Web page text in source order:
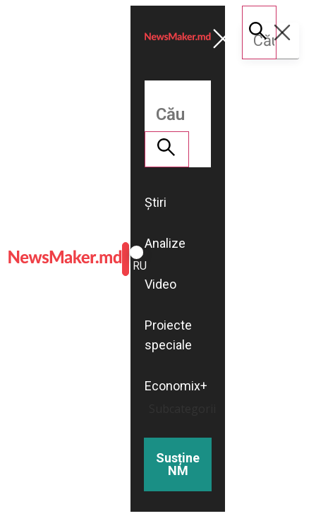
ROMÂNĂ
RU
Știri
Analize
Video
Proiecte
speciale
Economix+
Susține
NM